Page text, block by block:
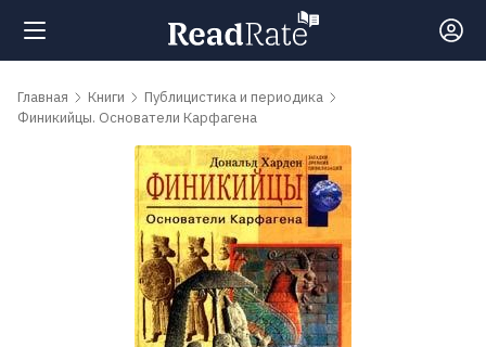
Поиск
Главная Книги
Публицистика и периодика
Финикийцы. Основатели Карфагена